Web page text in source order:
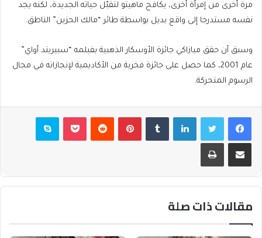
مرة أخرى من إمرأة أخرى، يكافح ماهيتو لتقبّل حياته الجديدة، لكنه يجد
نفسه مستدرجا إلى واقع بديل بواسطة طائر “مالك الحزين” الناطق.
وسبق أن حقق ميازاكي جائزة الأوسكار الذهبية بفيلمه “سبيريتد أواي”
عام 2001، كما حصل على جائزة فخرية من الأكاديمية لإنجازاته في مجال
الرسوم المتحركة.
فيسبوكتويتر لينكدإن بينتيريست بوكيت سكايب
مشاركة عبر البريد طباعة
مقالات ذات صلة